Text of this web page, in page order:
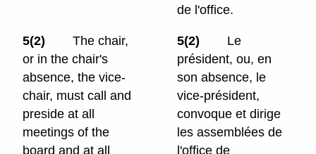
de l'office.
5(2)
The chair,
or in the chair's
absence, the vice-
chair, must call and
preside at all
meetings of the
board and at all
5(2)
Le
président, ou, en
son absence, le
vice-président,
convoque et dirige
les assemblées de
l'office de